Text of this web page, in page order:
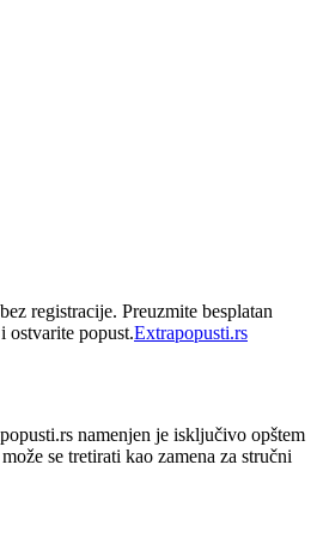
registracije. Preuzmite besplatan
ostvarite popust.Extrapopusti.rs
namenjen je isključivo opštem
se tretirati kao zamena za stručni